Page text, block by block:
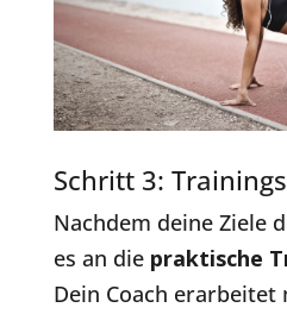
Schritt 3:
Nachdem deine Ziele
es an die praktische
Dein Coach erarbeitet